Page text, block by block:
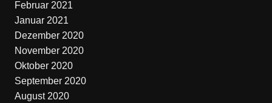
Februar 2021
Januar 2021
Dezember 2020
November 2020
Oktober 2020
September 2020
August 2020